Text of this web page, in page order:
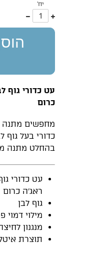
יח'
עוד
אחד
עט כדורי גוף
כרום
מחפשים מתנה
כדורי בעל
בהחלט מתנה
עט כדורי
ראג’ה כרום
גוף לבן
מילוי דמוי
מנגנון
תוצרת